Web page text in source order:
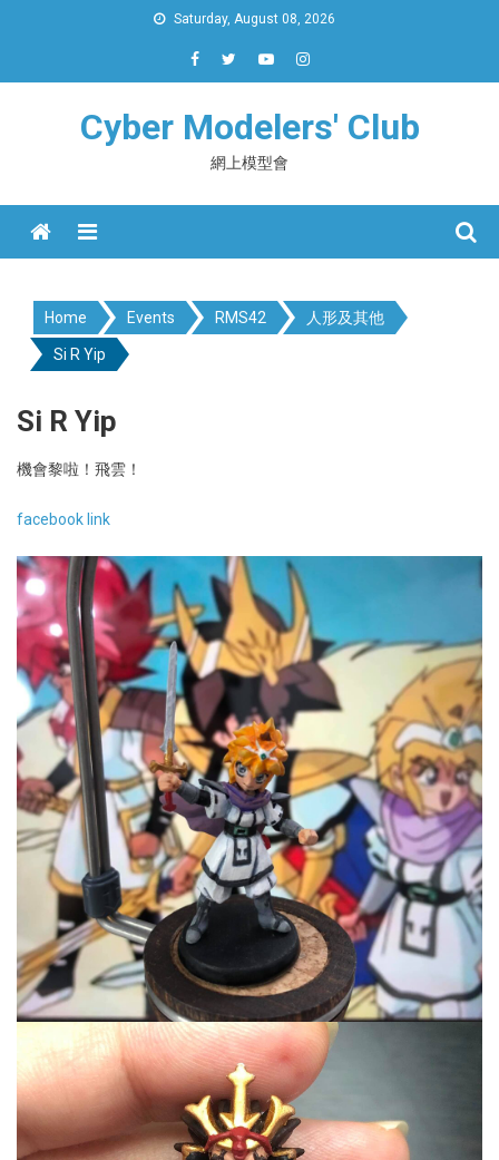
Saturday, August 08, 2026
Cyber Modelers' Club
網上模型會
Menu
Home Events RMS42 人形及其他
Si R Yip
Si R Yip
機會黎啦！飛雲！
facebook link